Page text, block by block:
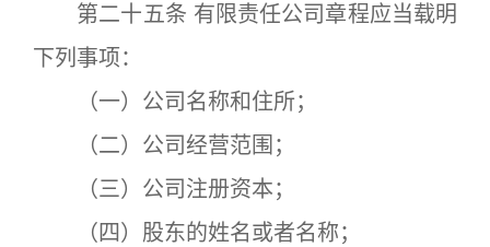
第二十五条 有限责任公司章程应当载明
下列事项：
（一）公司名称和住所；
（二）公司经营范围；
（三）公司注册资本；
（四）股东的姓名或者名称；